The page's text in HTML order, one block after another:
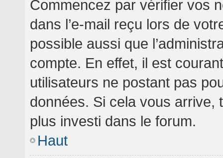
Commencez par vérifier vos
dans l’e-mail reçu lors de
possible aussi que
compte. En effet, il est
utilisateurs ne postant pas
données. Si cela vous
plus investi dans le forum.
Haut